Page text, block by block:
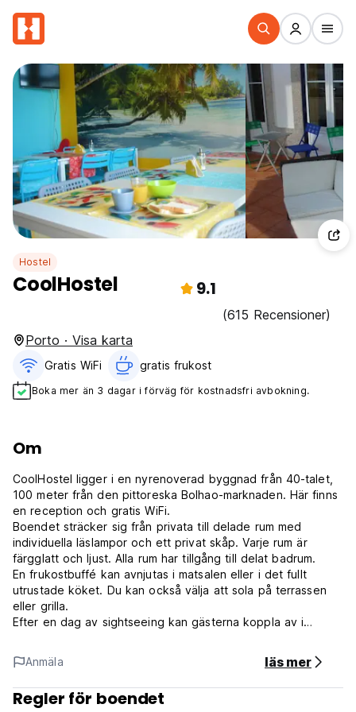
Hostel
CoolHostel 9.1
(615 Recensioner)
Porto · Visa karta
Gratis WiFi gratis frukost‎
Boka mer än 3 dagar i förväg för kostnadsfri avbokning.
Om
CoolHostel ligger i en nyrenoverad byggnad från 40-talet,
100 meter från den pittoreska Bolhao-marknaden. Här finns
en reception och gratis WiFi.
Boendet sträcker sig från privata till delade rum med
individuella läslampor och ett privat skåp. Varje rum är
färgglatt och ljust. Alla rum har tillgång till delat badrum.
En frukostbuffé kan avnjutas i matsalen eller i det fullt
utrustade köket. Du kan också välja att sola på terrassen
eller grilla.
Efter en dag av sightseeing kan gästerna koppla av i
Internet på de datorer som är tillgängliga för gästerna.
Portos internationella flygplats ligger 15 km bort, och
vandrarhemmet erbjuder transferservice mot en extra
kostnad. Tunnelbanestationen Bolhao ligger mindre än 2
Anmäla läs mer
Regler för boendet